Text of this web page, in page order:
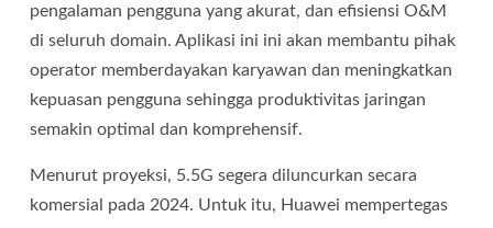
pengalaman pengguna yang akurat, dan efisiensi O&M
di seluruh domain. Aplikasi ini ini akan membantu pihak
operator memberdayakan karyawan dan meningkatkan
kepuasan pengguna sehingga produktivitas jaringan
semakin optimal dan komprehensif.
Menurut proyeksi, 5.5G segera diluncurkan secara
komersial pada 2024. Untuk itu, Huawei mempertegas